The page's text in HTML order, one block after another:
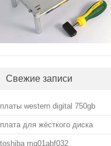
Свежие записи
платы western digital 750gb
плата для жёсткого диска
toshiba mq01abf032